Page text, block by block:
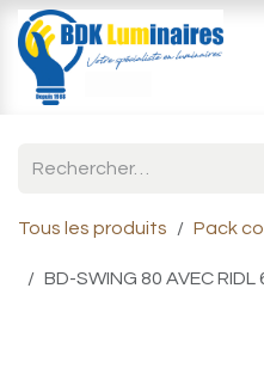
Se rendre au contenu
Tous les produits Pack
BD-SWING 80 AVEC